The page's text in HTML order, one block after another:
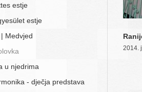
estje
estje
Medvjed
u njedrima
- dječja predstava
2014.